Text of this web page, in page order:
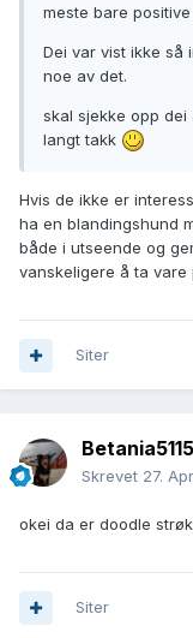
meste bare
Dei var vist ikke så
noe av det.
skal sjekke opp
langt takk
Hvis de ikke er
ha en blandingshund
både i utseende og
vanskeligere å ta vare
Siter
Betania5115
Skrevet 27.
okei da er doodle
Siter